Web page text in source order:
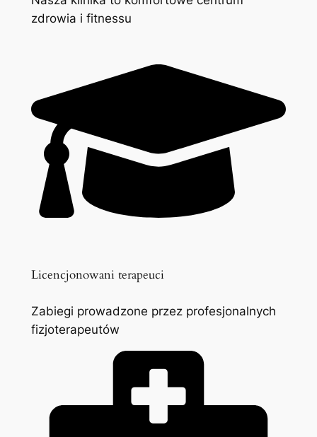
zdrowia i fitnessu
Licencjonowani terapeuci
Zabiegi prowadzone przez profesjonalnych
fizjoterapeutów